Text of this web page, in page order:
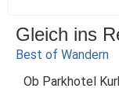
Gleich ins
Best of Wandern
Ob Parkhotel